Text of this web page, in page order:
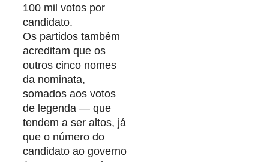
100 mil votos por
candidato.
Os partidos também
acreditam que os
outros cinco nomes
da nominata,
somados aos votos
de legenda — que
tendem a ser altos, já
que o número do
candidato ao governo